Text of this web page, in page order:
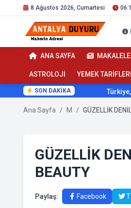
8 Ağustos 2026, Cumartesi
ANA SAYFA
ASTROLOJİ YEMEK TARİFLERİ
SON DAKİKA Türkiye, eyyam-
Ana Sayfa / M /
GÜZELLİK
BEAUTY
Paylaş: Facebook